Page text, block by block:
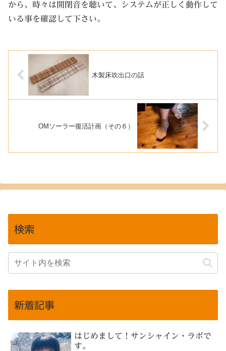
から、時々は開閉音を聴いて、システムが正しく動作して
いる事を確認して下さい。
木製床吹出口の話
OMソーラー復活計画（その６）
検索
新着記事
はじめまして！サンシャイン・ラボで
す。